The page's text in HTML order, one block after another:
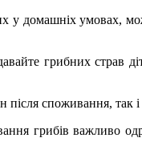
домашніх умовах,
грибних страв
споживання, так і
грибів важливо